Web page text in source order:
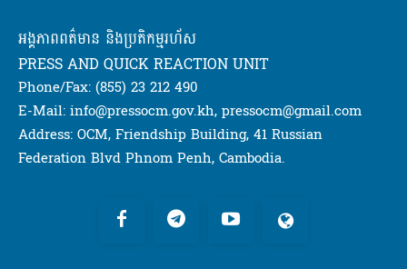
អង្គភាពពត៌មាន និងប្រតិកម្មរហ័ស
PRESS AND QUICK REACTION UNIT
Phone/Fax: (855) 23 212 490
E-Mail: info@pressocm.gov.kh, pressocm@gmail.com
Address: OCM, Friendship Building, 41 Russian
Federation Blvd Phnom Penh, Cambodia.